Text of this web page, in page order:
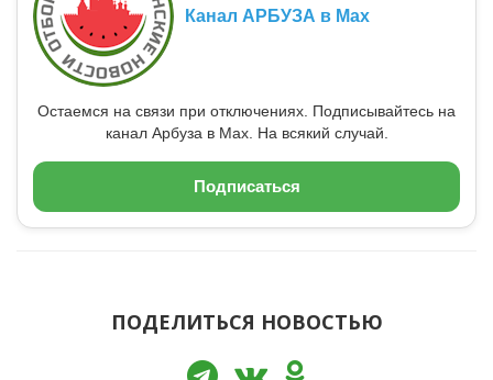
Канал АРБУЗА в Max
Остаемся на связи при отключениях. Подписывайтесь на
канал Арбуза в Max. На всякий случай.
Подписаться
ПОДЕЛИТЬСЯ НОВОСТЬЮ